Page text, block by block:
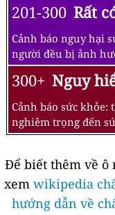
201-300 Rất
Cảnh báo nguy hại
người đều bị ảnh
300+ Nguy
Cảnh báo sức khỏe:
nghiêm trọng đến
Để biết thêm về ô
xem wikipedia
hướng dẫn về